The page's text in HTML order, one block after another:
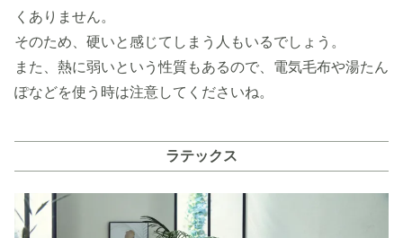
くありません。
そのため、硬いと感じてしまう人もいるでしょう。
また、熱に弱いという性質もあるので、電気毛布や湯たん
ぽなどを使う時は注意してくださいね。
ラテックス